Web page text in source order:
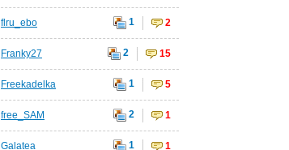
flru_ebo 1 2
Franky27 2 15
Freekadelka 1 5
free_SAM 2 1
Galatea 1 1